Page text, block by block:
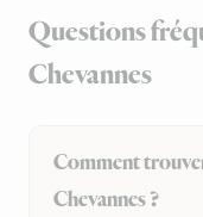
Questions
Chevannes
Comment
Chevannes ?